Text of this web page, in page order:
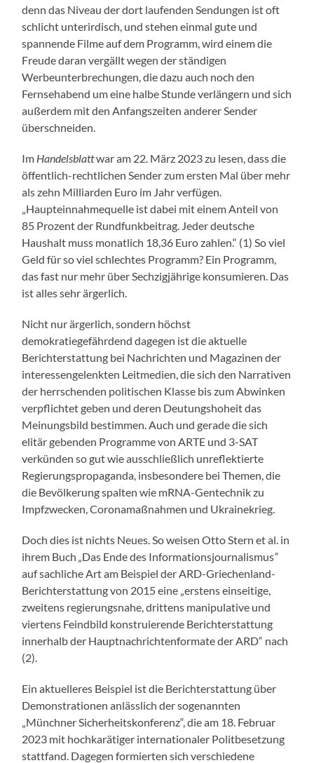
denn das Niveau der dort laufenden Sendungen ist oft
schlicht unterirdisch, und stehen einmal gute und
spannende Filme auf dem Programm, wird einem die
Freude daran vergällt wegen der ständigen
Werbeunterbrechungen, die dazu auch noch den
Fernsehabend um eine halbe Stunde verlängern und sich
außerdem mit den Anfangszeiten anderer Sender
überschneiden.
Im Handelsblattwar am 22. März 2023 zu lesen, dass die
öffentlich-rechtlichen Sender zum ersten Mal über mehr
als zehn Milliarden Euro im Jahr verfügen.
„Haupteinnahmequelle ist dabei mit einem Anteil von
85 Prozent der Rundfunkbeitrag. Jeder deutsche
Haushalt muss monatlich 18,36 Euro zahlen.“ (1) So viel
Geld für so viel schlechtes Programm? Ein Programm,
das fast nur mehr über Sechzigjährige konsumieren. Das
ist alles sehr ärgerlich.
Nicht nur ärgerlich, sondern höchst
demokratiegefährdend dagegen ist die aktuelle
Berichterstattung bei Nachrichten und Magazinen der
interessengelenkten Leitmedien, die sich den Narrativen
der herrschenden politischen Klasse bis zum Abwinken
verpflichtet geben und deren Deutungshoheit das
Meinungsbild bestimmen. Auch und gerade die sich
elitär gebenden Programme von ARTE und 3-SAT
verkünden so gut wie ausschließlich unreflektierte
Regierungspropaganda, insbesondere bei Themen, die
die Bevölkerung spalten wie mRNA-Gentechnik zu
Impfzwecken, Coronamaßnahmen und Ukrainekrieg.
Doch dies ist nichts Neues. So weisen Otto Stern et al. in
ihrem Buch Das Ende des Informationsjournalismus“
auf sachliche Art am Beispiel der ARD-Griechenland-
Berichterstattung von 2015 eine „erstens einseitige,
zweitens regierungsnahe, drittens manipulative und
viertens Feindbild konstruierende Berichterstattung
innerhalb der Hauptnachrichtenformate der ARD“ nach
(2).
Ein aktuelleres Beispiel ist die Berichterstattung über
Demonstrationen anlässlich der sogenannten
„Münchner Sicherheitskonferenz“, die am 18. Februar
2023 mit hochkarätiger internationaler Politbesetzung
stattfand. Dagegen formierten sich verschiedene